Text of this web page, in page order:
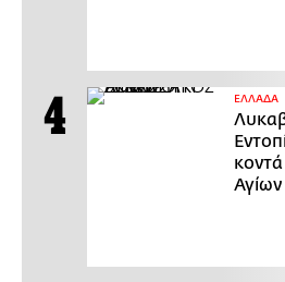
ΕΛΛΑΔΑ